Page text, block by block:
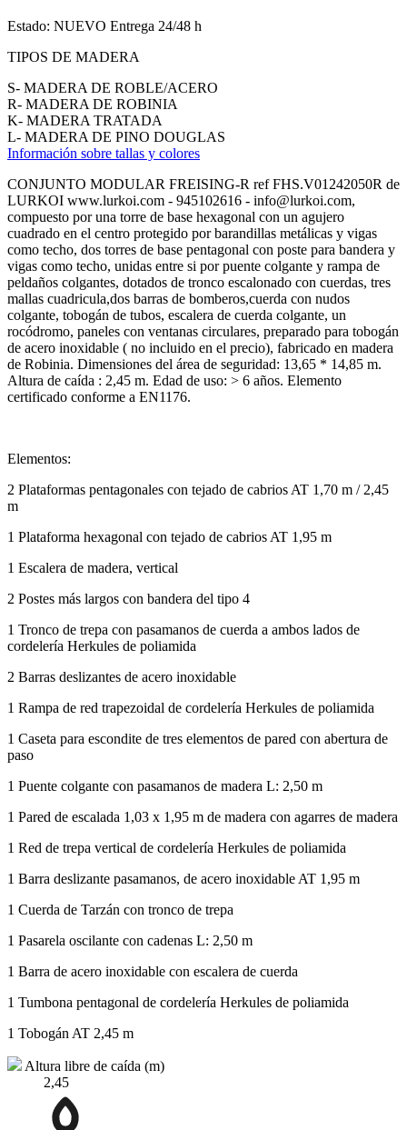
Estado: NUEVO Entrega 24/48 h
TIPOS DE MADERA
S- MADERA DE ROBLE/ACERO
R- MADERA DE ROBINIA
K- MADERA TRATADA
L- MADERA DE PINO DOUGLAS
Información sobre tallas y colores
CONJUNTO MODULAR FREISING-R ref FHS.V01242050R de
LURKOI www.lurkoi.com - 945102616 - info@lurkoi.com,
compuesto por una torre de base hexagonal con un agujero
cuadrado en el centro protegido por barandillas metálicas y vigas
como techo, dos torres de base pentagonal con poste para bandera y
vigas como techo, unidas entre si por puente colgante y rampa de
peldaños colgantes, dotados de tronco escalonado con cuerdas, tres
mallas cuadricula,dos barras de bomberos,cuerda con nudos
colgante, tobogán de tubos, escalera de cuerda colgante, un
rocódromo, paneles con ventanas circulares, preparado para tobogán
de acero inoxidable ( no incluido en el precio), fabricado en madera
de Robinia. Dimensiones del área de seguridad: 13,65 * 14,85 m.
Altura de caída : 2,45 m. Edad de uso: > 6 años. Elemento
certificado conforme a EN1176.
Elementos:
2 Plataformas pentagonales con tejado de cabrios AT 1,70 m / 2,45
m
1 Plataforma hexagonal con tejado de cabrios AT 1,95 m
1 Escalera de madera, vertical
2 Postes más largos con bandera del tipo 4
1 Tronco de trepa con pasamanos de cuerda a ambos lados de
cordelería Herkules de poliamida
2 Barras deslizantes de acero inoxidable
1 Rampa de red trapezoidal de cordelería Herkules de poliamida
1 Caseta para escondite de tres elementos de pared con abertura de
paso
1 Puente colgante con pasamanos de madera L: 2,50 m
1 Pared de escalada 1,03 x 1,95 m de madera con agarres de madera
1 Red de trepa vertical de cordelería Herkules de poliamida
1 Barra deslizante pasamanos, de acero inoxidable AT 1,95 m
1 Cuerda de Tarzán con tronco de trepa
1 Pasarela oscilante con cadenas L: 2,50 m
1 Barra de acero inoxidable con escalera de cuerda
1 Tumbona pentagonal de cordelería Herkules de poliamida
1 Tobogán AT 2,45 m
Altura libre de caída (m)
2,45